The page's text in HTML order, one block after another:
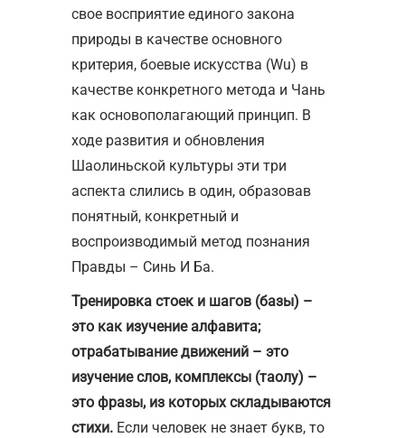
свое восприятие единого закона
природы в качестве основного
критерия, боевые искусства (Wu) в
качестве конкретного метода и Чань
как основополагающий принцип. В
ходе развития и обновления
Шаолиньской культуры эти три
аспекта слились в один, образовав
понятный, конкретный и
воспроизводимый метод познания
Правды – Синь И Ба.
Тренировка стоек и шагов (базы) –
это как изучение алфавита;
отрабатывание движений – это
изучение слов, комплексы (таолу) –
это фразы, из которых складываются
стихи. Если человек не знает букв, то